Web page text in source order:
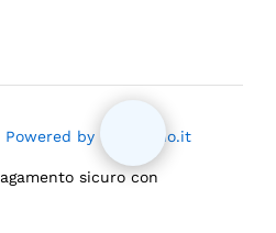
Powered by Mloiacono.it
sicuro con